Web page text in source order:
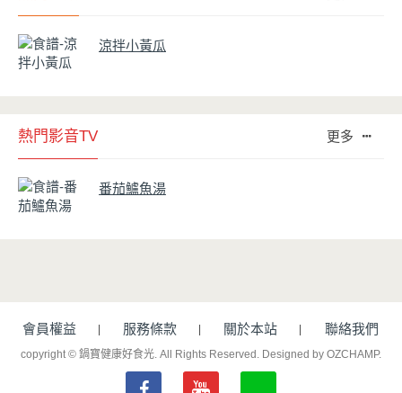
涼拌小黃瓜
熱門影音TV 更多
番茄鱸魚湯
會員權益 服務條款 關於本站 聯絡我們
copyright © 鍋寶健康好食光. All Rights Reserved. Designed by OZCHAMP.